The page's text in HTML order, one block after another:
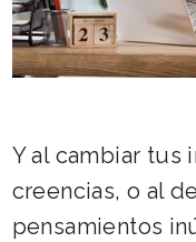
Y al cambiar tus
creencias, o al
pensamientos